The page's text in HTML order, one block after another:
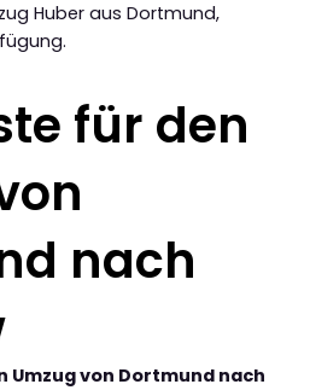
Huber aus Dortmund,
für den
nach
Umzug von Dortmund nach